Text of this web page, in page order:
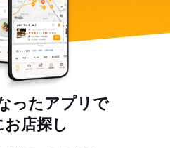
ったアプリで
お店探し